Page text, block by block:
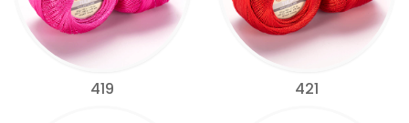
419 421